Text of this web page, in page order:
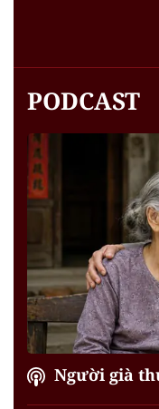
PODCAST
Người già